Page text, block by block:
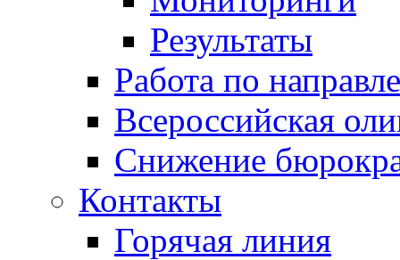
Результаты
Работа по
Всероссийская
Снижение
Контакты
Горячая линия